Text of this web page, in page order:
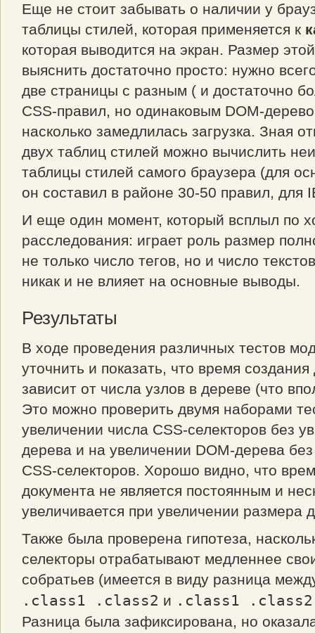
Еще не стоит забывать о наличии у
таблицы стилей, которая применяется к
которая выводится на экран. Размер
выяснить достаточно просто: нужно
две страницы с разным ( и достаточно
CSS-правил, но одинаковым DOM-
насколько замедлилась загрузка. Зная
двух таблиц стилей можно вычислить
таблицы стилей самого браузера (для
он составил в районе 30-50 правил, для
И еще один момент, который всплыл по
расследования: играет роль размер
не только число тегов, но и число
никак и не влияет на основные выводы.
Результаты
В ходе проведения различных тестов
уточнить и показать, что время создания
зависит от числа узлов в дереве (что
Это можно проверить двумя наборами
увеличении числа CSS-селекторов без
дерева и на увеличении DOM-дерева
CSS-селекторов. Хорошо видно, что
документа не является постоянным и
увеличивается при увеличении размера
Также была проверена гипотеза,
селекторы отрабатывают медленнее
собратьев (имеется в виду разница
.class1 .class2 и .class1
Разница была зафиксирована, но